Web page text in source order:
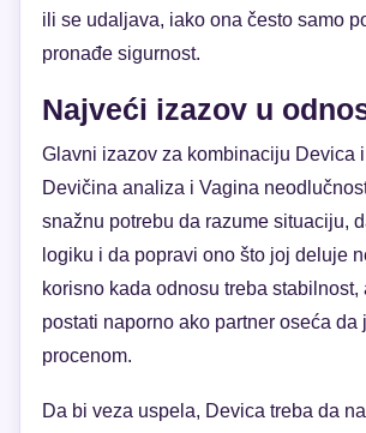
ili se udaljava, iako ona često samo
pronađe sigurnost.
Najveći izazov u
Glavni izazov za kombinaciju Devica
Devičina analiza i Vagina
snažnu potrebu da razume situaciju,
logiku i da popravi ono što joj deluje
korisno kada odnosu treba stabilnost,
postati naporno ako partner oseća da
procenom.
Da bi veza uspela, Devica treba da